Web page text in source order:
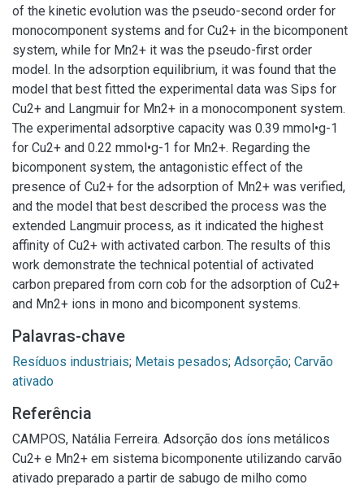
of the kinetic evolution was the pseudo-second order for
monocomponent systems and for Cu2+ in the bicomponent
system, while for Mn2+ it was the pseudo-first order
model. In the adsorption equilibrium, it was found that the
model that best fitted the experimental data was Sips for
Cu2+ and Langmuir for Mn2+ in a monocomponent system.
The experimental adsorptive capacity was 0.39 mmol•g-1
for Cu2+ and 0.22 mmol•g-1 for Mn2+. Regarding the
bicomponent system, the antagonistic effect of the
presence of Cu2+ for the adsorption of Mn2+ was verified,
and the model that best described the process was the
extended Langmuir process, as it indicated the highest
affinity of Cu2+ with activated carbon. The results of this
work demonstrate the technical potential of activated
carbon prepared from corn cob for the adsorption of Cu2+
and Mn2+ ions in mono and bicomponent systems.
Palavras-chave
Resíduos industriais; Metais pesados; Adsorção; Carvão
ativado
Referência
CAMPOS, Natália Ferreira. Adsorção dos íons metálicos
Cu2+ e Mn2+ em sistema bicomponente utilizando carvão
ativado preparado a partir de sabugo de milho como